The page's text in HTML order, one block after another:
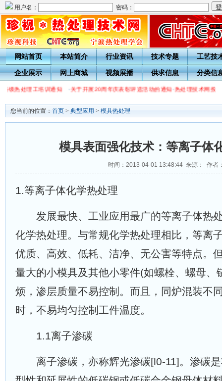
用户名： 密码：
网站首页 本站简介 行业资讯 技术专题 工艺技
企业展示 网上商城 视频展播 供求信息 分类信
级热处理工培训通知 关于开展20周年庆表彰评选活动的通知·热处理技术网投稿
您当前的位置： 首页 > 典型应用 > 模具热处理
模具表面强化技术：等离子体
时间：2013-04-01 13:48:44 来源： 作者
1.等离子体化学热处理
发展最快、工业应用最广的等离子体热
化学热处理。与常规化学热处理相比，等离
优质、高效、低耗、洁净、无公害等特点。
量大的小模具及其他小零件(如螺栓、螺母、
烦，渗层质量不易控制。而且，同炉混装不
时，不易均匀控制工件温度。
1.1离子渗碳
离子渗碳，亦称辉光渗碳[l0-11]。渗碳是